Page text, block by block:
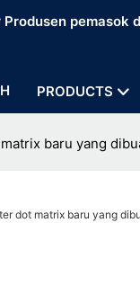
pemasok
PRODUCTS
baru yang